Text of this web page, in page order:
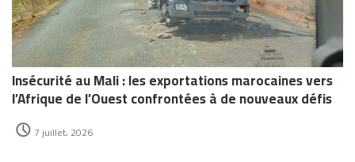
Insécurité au Mali : les exportations marocaines vers
l’Afrique de l’Ouest confrontées à de nouveaux défis
7 juillet، 2026